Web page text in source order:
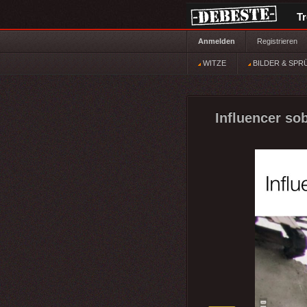
Anmelden Registrieren
WITZE BILDER &
Influencer